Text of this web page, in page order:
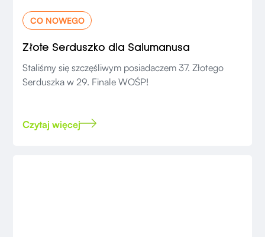
CO NOWEGO
Złote Serduszko dla Salumanusa
Staliśmy się szczęśliwym posiadaczem 37. Złotego
Serduszka w 29. Finale WOŚP!
Czytaj więcej